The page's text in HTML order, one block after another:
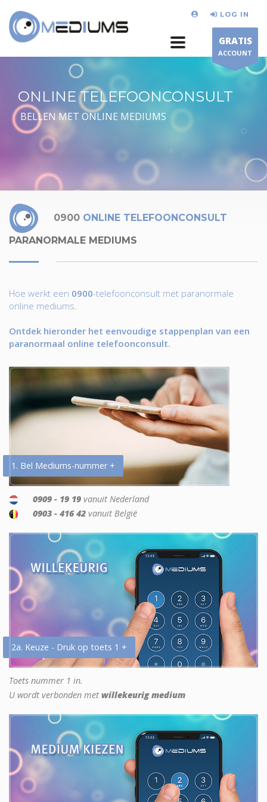
LOG IN
GRATIS
ACCOUNT
ONLINE TELEFOONCONSULT
BELLEN MET ONLINE MEDIUMS
0900 ONLINE TELEFOONCONSULT
PARANORMALE MEDIUMS
Hoe werkt een 0900-telefoonconsult met paranormale
online mediums.
Ontdek hieronder het eenvoudige stappenplan van een
paranormaal online telefoonconsult.
1. Bel Mediums-nummer +
0909 - 19 19 vanuit Nederland
0903 - 416 42 vanuit België
2a. Keuze - Druk op toets 1 +
Toets nummer 1 in.
U wordt verbonden met willekeurig medium